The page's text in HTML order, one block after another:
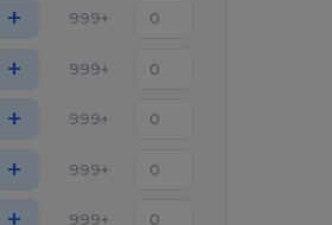
+ 999+
+ 999+
+ 999+
+ 999+
999+